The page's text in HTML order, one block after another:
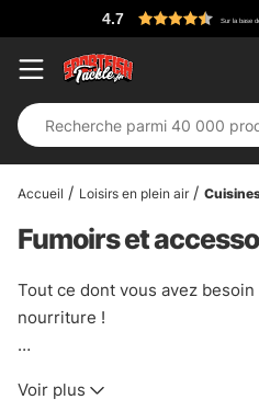
4.7 Sur la base
Accueil Loisirs en plein air
Fumoirs et
Tout ce dont vous avez
nourriture !
votre propre prise ou la
Voir plus